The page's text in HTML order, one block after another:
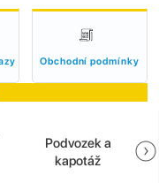
Obchodní podmínky
Podvozek a
kapotáž